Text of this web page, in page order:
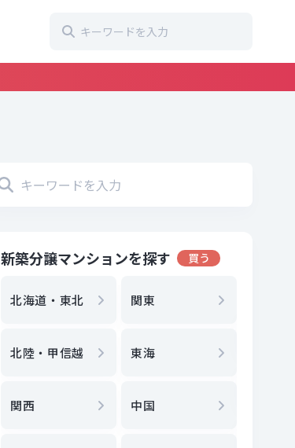
新築分譲マンションを探す 買う
北海道・東北 関東
北陸・甲信越 東海
関西 中国